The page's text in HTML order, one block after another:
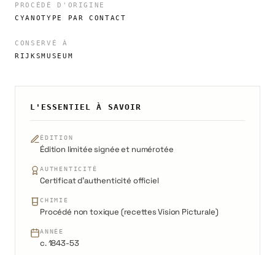
PROCÉDÉ D'ORIGINE
CYANOTYPE PAR CONTACT
CONSERVÉ À
RIJKSMUSEUM
L'ESSENTIEL À SAVOIR
ÉDITION
Édition limitée signée et numérotée
AUTHENTICITÉ
Certificat d'authenticité officiel
CHIMIE
Procédé non toxique (recettes Vision Picturale)
ANNÉE
c. 1843-53